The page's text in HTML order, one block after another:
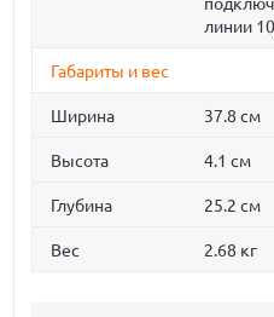
линии
Габариты и вес
Ширина 37.8 см
Высота 4.1 см
Глубина 25.2 см
Вес 2.68 кг